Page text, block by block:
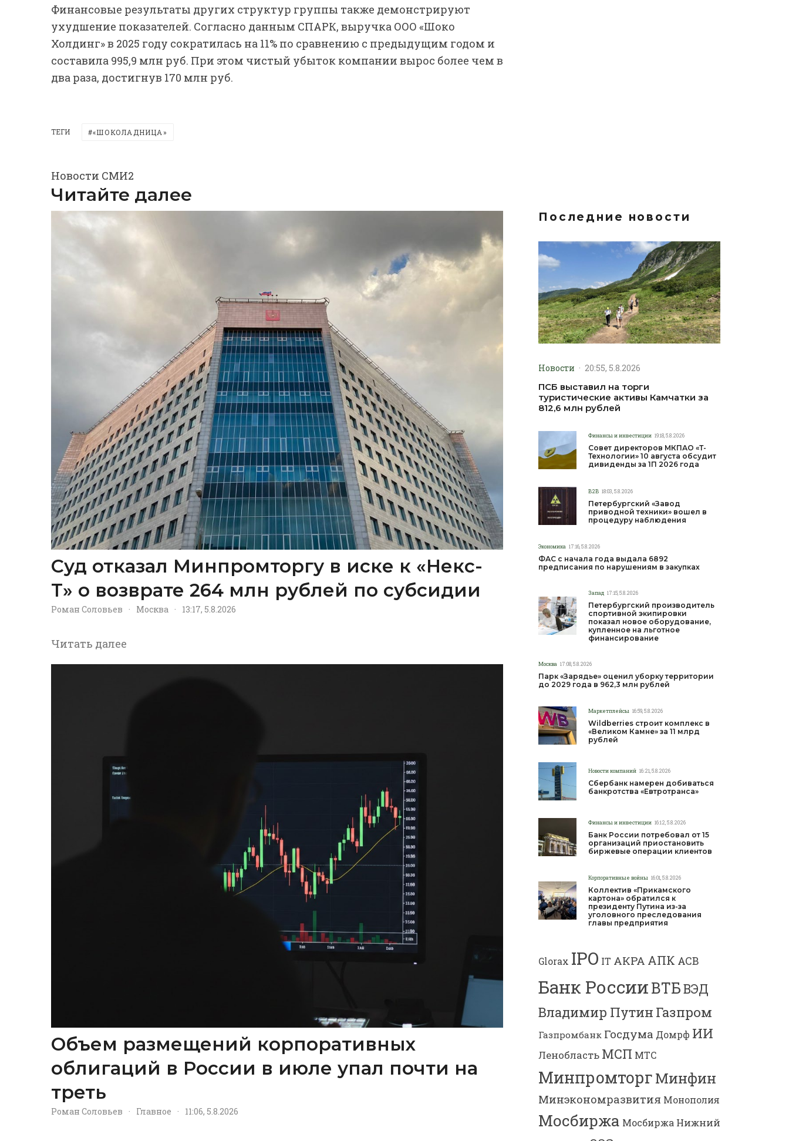
Финансовые результаты других структур группы также демонстрируют
ухудшение показателей. Согласно данным СПАРК, выручка ООО «Шоко
Холдинг» в 2025 году сократилась на 11% по сравнению с предыдущим годом и
составила 995,9 млн руб. При этом чистый убыток компании вырос более чем в
два раза, достигнув 170 млн руб.
ТЕГИ «ШОКОЛАДНИЦА»
Новости СМИ2
Читайте далее
Суд отказал Минпромторгу в иске к «Некс-
Т» о возврате 264 млн рублей по субсидии
Роман Соловьев · Москва · 13:17, 5.8.2026
Читать далее
Объем размещений корпоративных
облигаций в России в июле упал почти на
треть
Роман Соловьев · Главное · 11:06, 5.8.2026
Последние новости
Новости · 20:55, 5.8.2026
ПСБ выставил на торги
туристические активы Камчатки за
812,6 млн рублей
Финансы и инвестиции 19:18, 5.8.2026
Совет директоров МКПАО «Т-
Технологии» 10 августа обсудит
дивиденды за 1П 2026 года
B2B 18:03, 5.8.2026
Петербургский «Завод
приводной техники» вошел в
процедуру наблюдения
Экономика 17:16, 5.8.2026
ФАС с начала года выдала 6892
предписания по нарушениям в закупках
Запад 17:15, 5.8.2026
Петербургский производитель
спортивной экипировки
показал новое оборудование,
купленное на льготное
финансирование
Москва 17:08, 5.8.2026
Парк «Зарядье» оценил уборку территории
до 2029 года в 962,3 млн рублей
Маркетплейсы 16:59, 5.8.2026
Wildberries строит комплекс в
«Великом Камне» за 11 млрд
рублей
Новости компаний 16:21, 5.8.2026
Сбербанк намерен добиваться
банкротства «Евтротранса»
Финансы и инвестиции 16:12, 5.8.2026
Банк России потребовал от 15
организаций приостановить
биржевые операции клиентов
Корпоративные войны 16:01, 5.8.2026
Коллектив «Прикамского
картона» обратился к
президенту Путина из-за
уголовного преследования
главы предприятия
Glorax IPO IT АКРА АПК АСВ
Банк РоссииВТБВЭД
Владимир Путин Газпром
Газпромбанк Госдума Домрф ИИ
Ленобласть МСП МТС
МинпромторгМинфин
Минэкономразвития Монополия
Мосбиржа Мосбиржа Нижний